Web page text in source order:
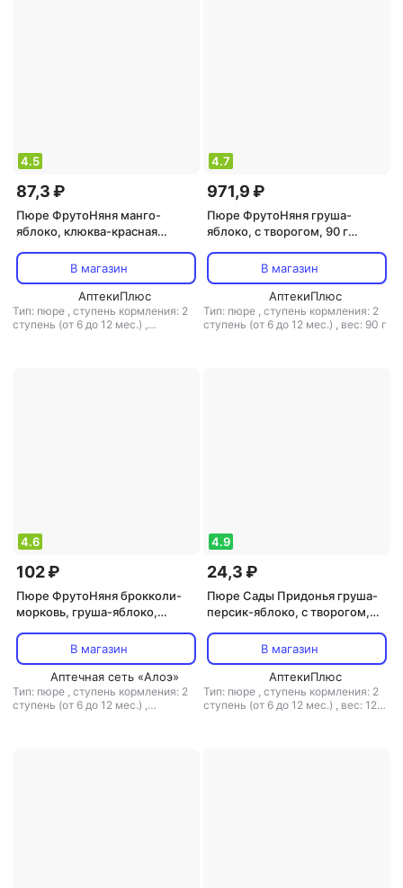
4.5
87,3 ₽
Пюре ФрутоНяня манго-
яблоко, клюква-красная
смородина-шиповник, с
творогом, гипоаллерген., 100
г (детское пюре)
В магазин
АптекиПлюс
Тип: пюре , ступень кормления: 2
ступень (от 6 до 12 мес.) ,
4.7
971,9 ₽
Пюре ФрутоНяня груша-
яблоко, с творогом, 90 г
В магазин
АптекиПлюс
Тип: пюре , ступень кормления: 2
ступень (от 6 до 12 мес.) , вес: 90 г
4.6
102 ₽
Пюре ФрутоНяня брокколи-
морковь, груша-яблоко,
В магазин
Аптечная сеть «Алоэ»
Тип: пюре , ступень кормления: 2
ступень (от 6 до 12 мес.) ,
4.9
24,3 ₽
Пюре Сады Придонья груша-
персик-яблоко, с творогом,
В магазин
АптекиПлюс
Тип: пюре , ступень кормления: 2
ступень (от 6 до 12 мес.) , вес: 125